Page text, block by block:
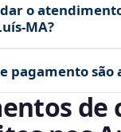
o
pagamento são
de